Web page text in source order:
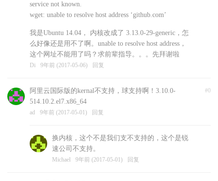
service not known.
wget: unable to resolve host address ‘github.com’
我是Ubuntu 14.04， 内核改成了 3.13.0-29-generic，怎
么好像还是用不了啊。unable to resolve host address，
这个网址不能用了吗？求前辈指导。。。先拜谢啦
Di 9年前 (2017-05-06) 回复
#0
阿里云国际版的kernal不支持，球支持啊！3.10.0-
514.10.2.el7.x86_64
ad 9年前 (2017-05-01) 回复
换内核，这个不是我们支不支持的，这个是锐
速公司不支持。
Michael 9年前 (2017-05-01) 回复